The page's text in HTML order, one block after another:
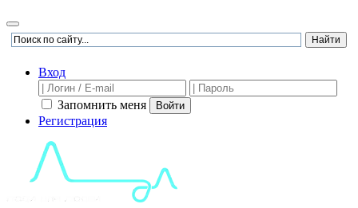
Вход
Запомнить меня Войти
Регистрация